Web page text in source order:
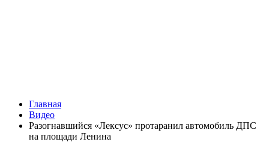
Главная
Видео
Разогнавшийся «Лексус» протаранил автомобиль ДПС
на площади Ленина